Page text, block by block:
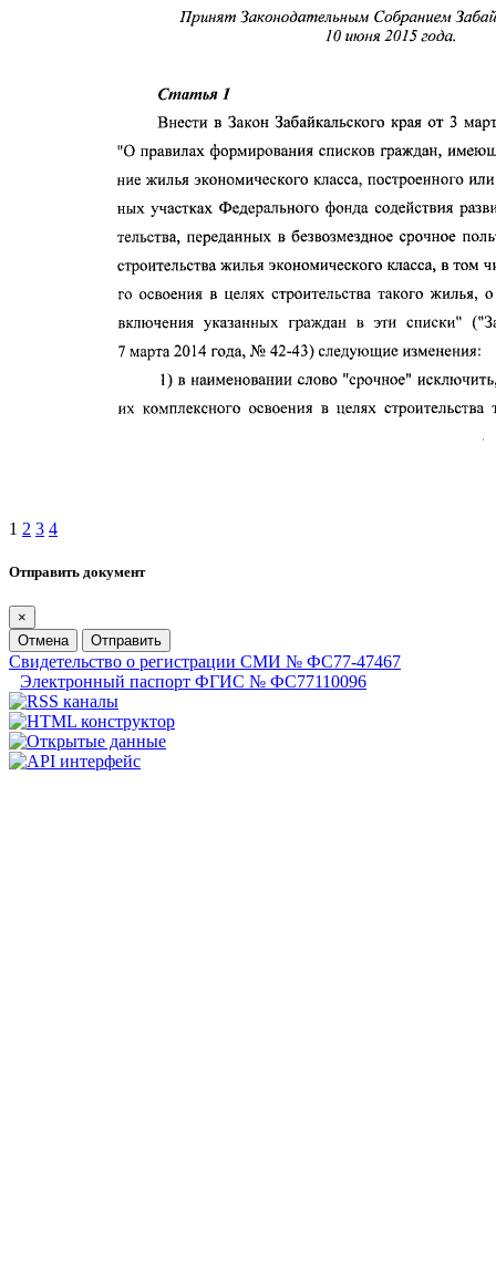
1 2 3 4
Отправить документ
×
Отмена
Отправить
Свидетельство о регистрации СМИ № ФС77-47467
Электронный паспорт ФГИС № ФС77110096